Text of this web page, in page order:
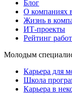
Блог
О компаниях
Жизнь в
ИТ-проекты
Рейтинг
Молодым
Карьера для
Школа
Карьера в